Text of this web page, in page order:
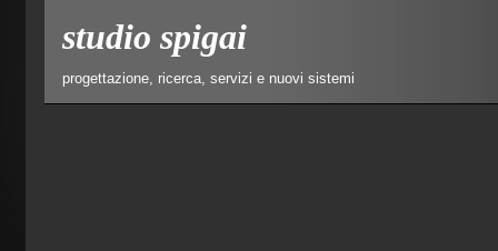
studio spigai
progettazione, ricerca, servizi e nuovi sistemi